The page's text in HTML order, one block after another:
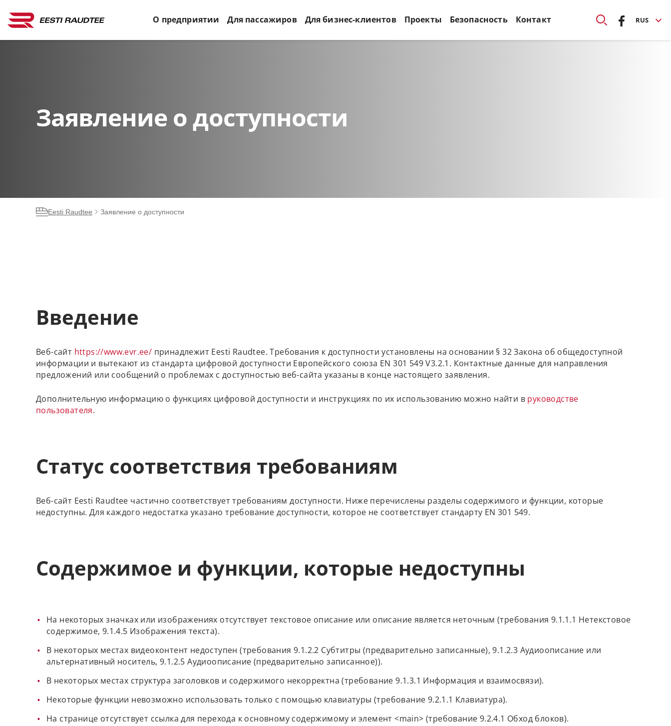
О предприятии Для пассажиров Для бизнес-клиентов Проекты Безопасность Контакт RUS
Заявление о доступности
Eesti Raudtee Заявление о доступности
Введение
Веб-сайт https://www.evr.ee/ принадлежит Eesti Raudtee. Требования к доступности установлены на основании § 32 Закона об общедоступной
информации и вытекают из стандарта цифровой доступности Европейского союза EN 301 549 V3.2.1. Контактные данные для направления
предложений или сообщений о проблемах с доступностью веб-сайта указаны в конце настоящего заявления.
Дополнительную информацию о функциях цифровой доступности и инструкциях по их использованию можно найти в руководстве
пользователя.
Статус соответствия требованиям
Веб-сайт Eesti Raudtee частично соответствует требованиям доступности. Ниже перечислены разделы содержимого и функции, которые
недоступны. Для каждого недостатка указано требование доступности, которое не соответствует стандарту EN 301 549.
Содержимое и функции, которые недоступны
На некоторых значках или изображениях отсутствует текстовое описание или описание является неточным (требования 9.1.1.1 Нетекстовое
содержимое, 9.1.4.5 Изображения текста).
В некоторых местах видеоконтент недоступен (требования 9.1.2.2 Субтитры (предварительно записанные), 9.1.2.3 Аудиоописание или
альтернативный носитель, 9.1.2.5 Аудиоописание (предварительно записанное)).
В некоторых местах структура заголовков и содержимого некорректна (требование 9.1.3.1 Информация и взаимосвязи).
Некоторые функции невозможно использовать только с помощью клавиатуры (требование 9.2.1.1 Клавиатура).
На странице отсутствует ссылка для перехода к основному содержимому и элемент <main> (требование 9.2.4.1 Обход блоков).